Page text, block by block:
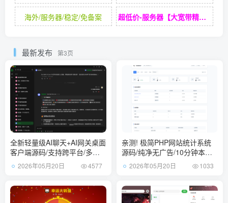
海外/服务器/稳定/免备案 超低价-服务器【大宽带精品】香港美国
最新发布 第3页
全新轻量级AI聊天+AI网关桌面
客户端源码/支持跨平台/多模
型多密钥接入
2026年05月20日 4577
亲测! 极简PHP网站统计系统
源码/纯净无广告/10分钟本地
部署免第三方监控
2026年05月20日 1033